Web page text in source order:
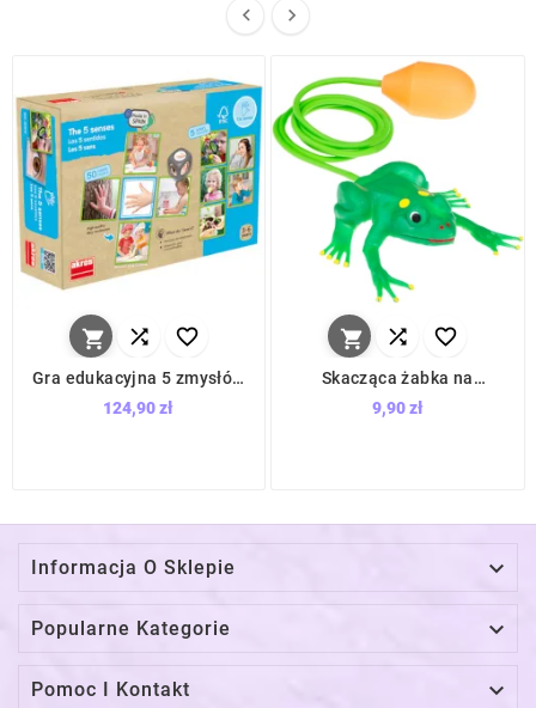
 
  
Gra edukacyjna 5 zmysłów
124,90 zł
  
Skacząca żabka na
9,90 zł
Informacja O Sklepie 
Popularne Kategorie 
Pomoc I Kontakt 